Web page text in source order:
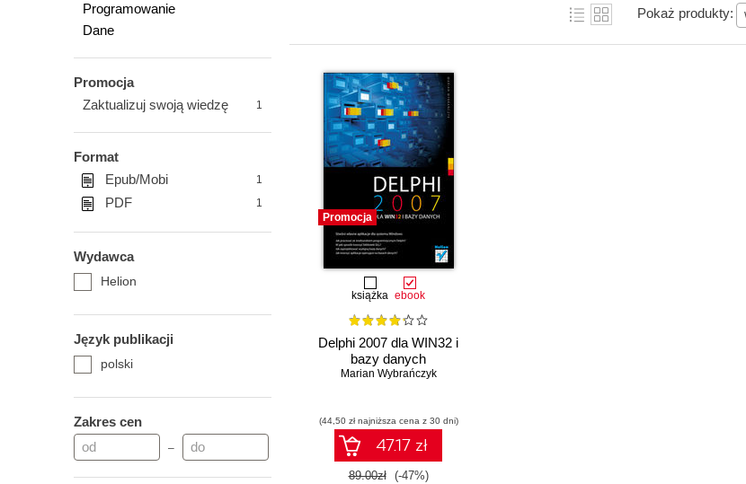
Programowanie
Dane
Promocja
Zaktualizuj swoją wiedzę
1
Format
Epub/Mobi
1
PDF 1
Wydawca
Helion
Język publikacji
polski
Zakres cen
–
Pokaż produkty:
Promocja
książka ebook
Delphi 2007 dla WIN32 i
bazy danych
Marian Wybrańczyk
(44,50 zł najniższa cena z 30 dni)
47.17 zł
89.00zł (-47%)